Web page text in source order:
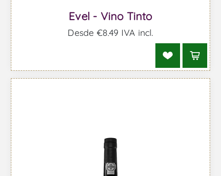
Evel - Vino Tinto
Desde €8,49 IVA incl.